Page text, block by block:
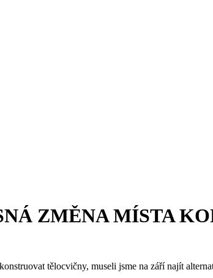
ZMĚNA MÍSTA
tělocvičny, museli jsme na září najít